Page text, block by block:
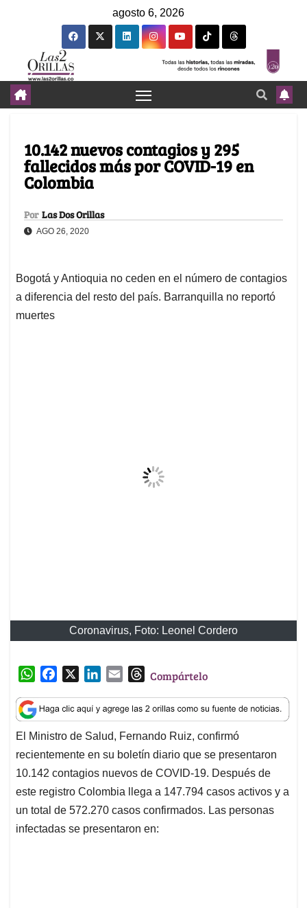
agosto 6, 2026
10.142 nuevos contagios y 295
fallecidos más por COVID-19 en
Colombia
Por Las Dos Orillas
AGO 26, 2020
Bogotá y Antioquia no ceden en el número de contagios
a diferencia del resto del país. Barranquilla no reportó
muertes
Coronavirus, Foto: Leonel Cordero
W
a
t
s
A
p
p
c
e
b
o
o
k
n
k
e
d
I
n
a
i
l
T
r
e
a
d
s
Compártelo
El Ministro de Salud, Fernando Ruiz, confirmó
recientemente en su boletín diario que se presentaron
10.142 contagios nuevos de COVID-19. Después de
este registro Colombia llega a 147.794 casos activos y a
un total de 572.270 casos confirmados. Las personas
infectadas se presentaron en: